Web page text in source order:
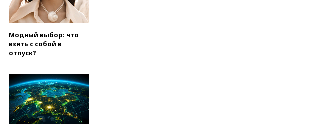
21:00На границе
с Польшей скопилось
6,5 тысячи грузовиков
20:53Швыдкой:
точно
в 2026 году
20:45ПВО за день
еще 75 украинских
над Россией
20:35Велосипедист
при атаке FPV-дрона в
Модный выбор: что
взять с собой в
отпуск?